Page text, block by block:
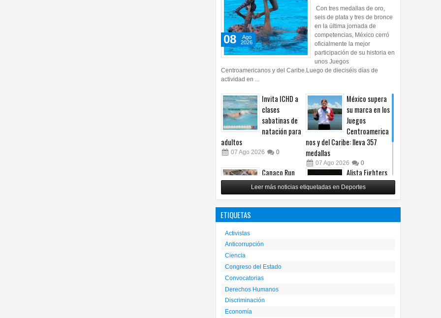
08
Ago
2026
Con tres medallas de oro,
seis de plata y tres de bronce
en la última jornada de
competencias, México cerró
oficialmente la mejor
participación de su historia en
unos Juegos
Centroamericanos y del Caribe.Luego de dieciséis días de
actividad en ...
Invita ICHD a
clases
sabatinas de
natación para
adultos
07 Ago 2026 0
México supera
su marca en los
Juegos
Centroamerica
nos y del Caribe: lleva 357
medallas
07 Ago 2026 0
Canaco Run
2026 llevará la
tradición del
Día de Muertos
a la pista de carreras
Alista Fighters
Mexican
Promotions
posible regreso
Leer más noticias etiquetadas en Deportes
ETIQUETAS
Activistas
Anticorrupción
Ciencia
Congreso del Estado
Convocatorias
Derechos Humanos
Discriminación
Economía